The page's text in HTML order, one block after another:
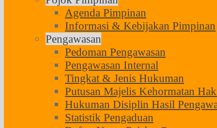
Agenda Pimpinan
Informasi & Kebijakan Pimpinan
Pengawasan
Pedoman Pengawasan
Pengawasan Internal
Tingkat & Jenis Hukuman
Putusan Majelis Kehormatan
Hukuman Disiplin Hasil
Statistik Pengaduan